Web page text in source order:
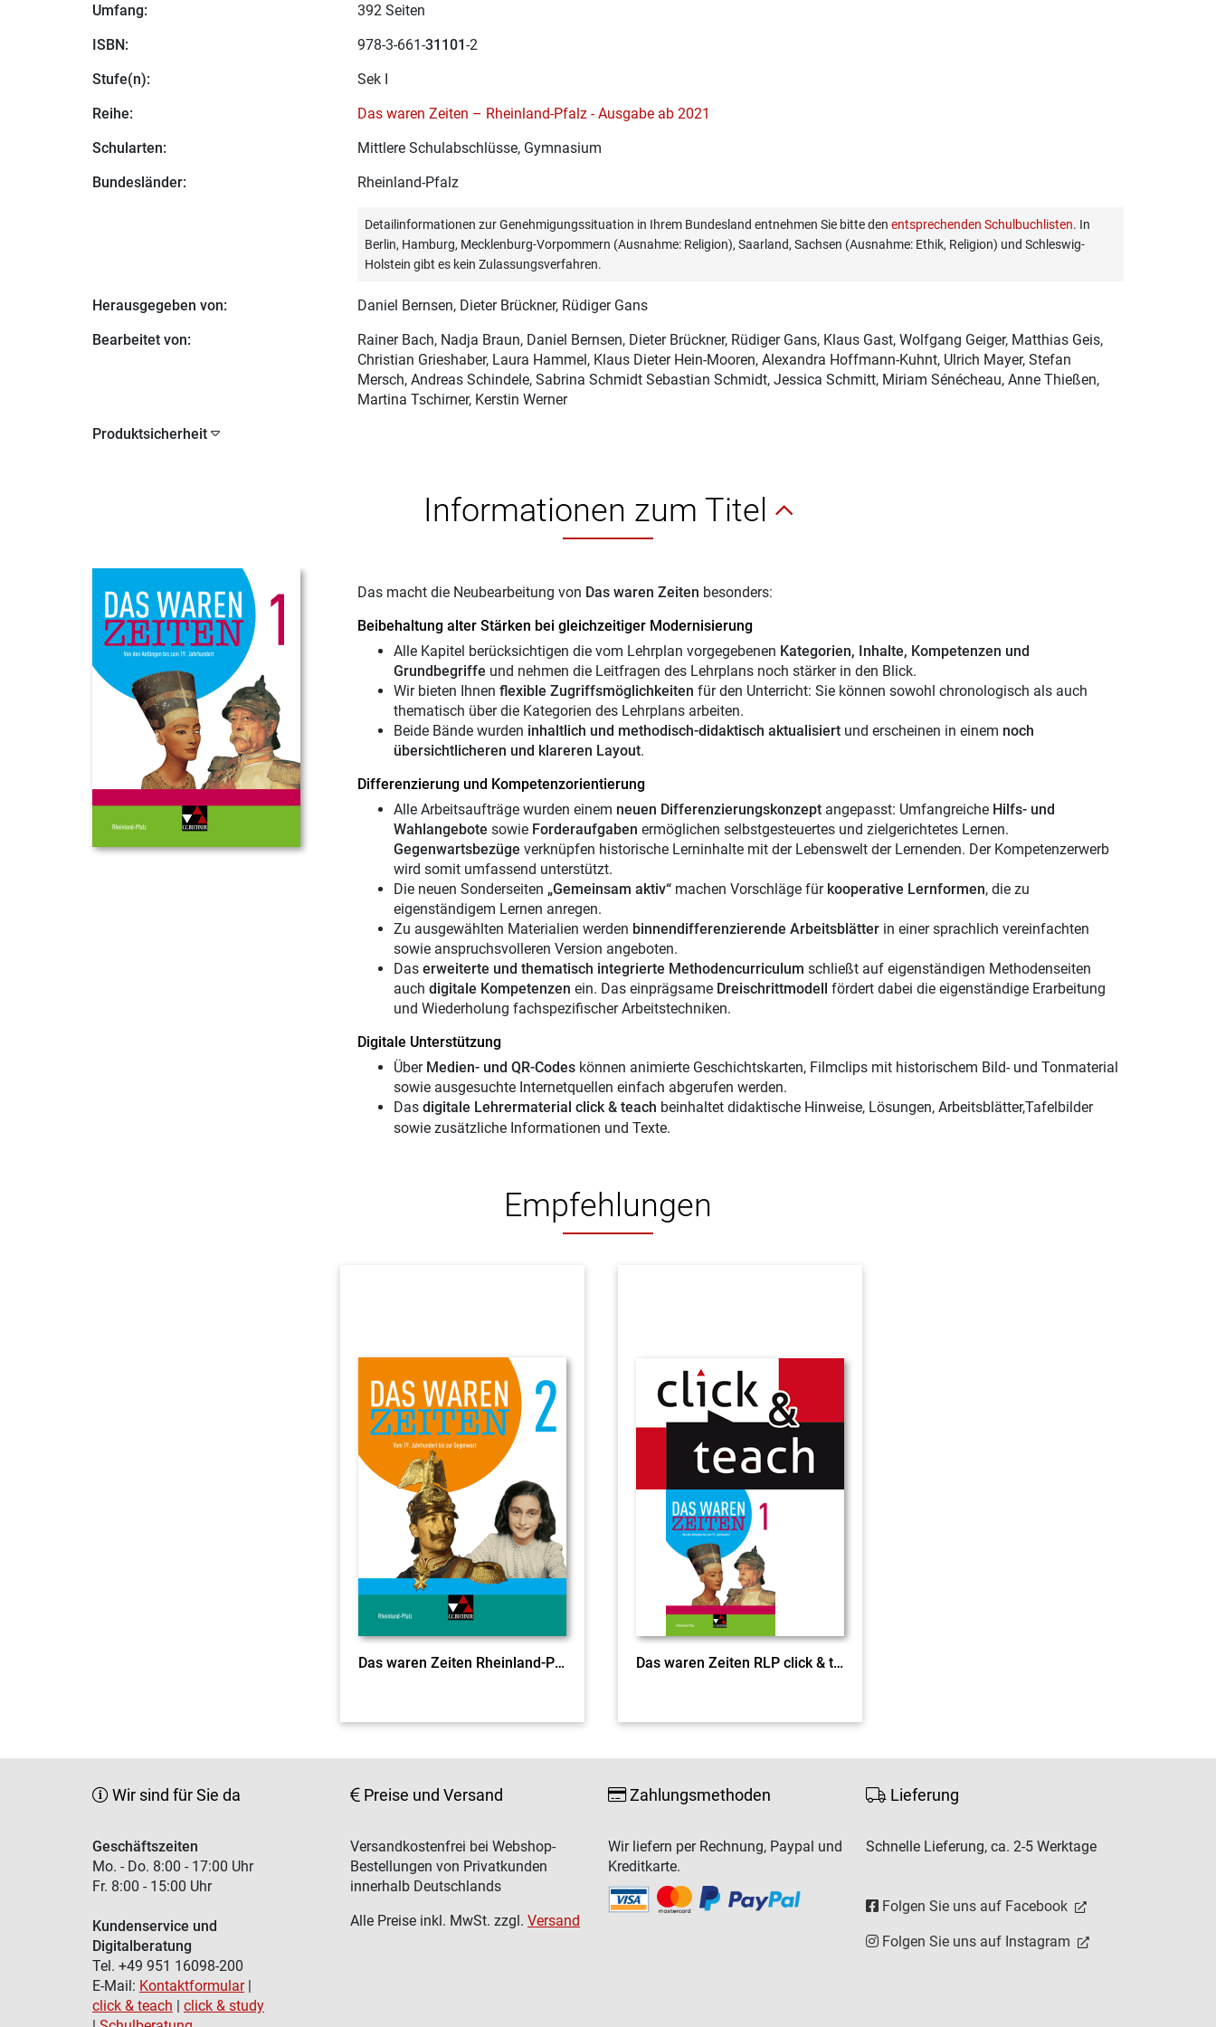
Umfang:
392 Seiten
ISBN:
978-3-661-31101-2
Stufe(n):
Sek I
Reihe:
Das waren Zeiten – Rheinland-Pfalz - Ausgabe ab 2021
Schularten:
Mittlere Schulabschlüsse, Gymnasium
Bundesländer:
Rheinland-Pfalz
Detailinformationen zur Genehmigungssituation in Ihrem Bundesland entnehmen Sie bitte den entsprechenden Schulbuchlisten. In
Berlin, Hamburg, Mecklenburg-Vorpommern (Ausnahme: Religion), Saarland, Sachsen (Ausnahme: Ethik, Religion) und Schleswig-
Holstein gibt es kein Zulassungsverfahren.
Herausgegeben von: Daniel Bernsen, Dieter Brückner, Rüdiger Gans
Bearbeitet von:
Rainer Bach, Nadja Braun, Daniel Bernsen, Dieter Brückner, Rüdiger Gans, Klaus Gast, Wolfgang Geiger, Matthias Geis,
Christian Grieshaber, Laura Hammel, Klaus Dieter Hein-Mooren, Alexandra Hoffmann-Kuhnt, Ulrich Mayer, Stefan
Mersch, Andreas Schindele, Sabrina Schmidt Sebastian Schmidt, Jessica Schmitt, Miriam Sénécheau, Anne Thießen,
Martina Tschirner, Kerstin Werner
Produktsicherheit
Informationen zum Titel
Das macht die Neubearbeitung von Das waren Zeiten besonders:
Beibehaltung alter Stärken bei gleichzeitiger Modernisierung
Alle Kapitel berücksichtigen die vom Lehrplan vorgegebenen Kategorien, Inhalte, Kompetenzen und
Grundbegriffe und nehmen die Leitfragen des Lehrplans noch stärker in den Blick.
Wir bieten Ihnen flexible Zugriffsmöglichkeiten für den Unterricht: Sie können sowohl chronologisch als auch
thematisch über die Kategorien des Lehrplans arbeiten.
Beide Bände wurden inhaltlich und methodisch-didaktisch aktualisiertund erscheinen in einem noch
übersichtlicheren und klareren Layout.
Differenzierung und Kompetenzorientierung
Alle Arbeitsaufträge wurden einem neuen Differenzierungskonzept angepasst: Umfangreiche Hilfs- und
Wahlangebote sowie Forderaufgaben ermöglichen selbstgesteuertes und zielgerichtetes Lernen.
Gegenwartsbezüge verknüpfen historische Lerninhalte mit der Lebenswelt der Lernenden. Der Kompetenzerwerb
wird somit umfassend unterstützt.
Die neuen Sonderseiten „Gemeinsam aktiv“machen Vorschläge für kooperative Lernformen, die zu
eigenständigem Lernen anregen.
Zu ausgewählten Materialien werden binnendifferenzierende Arbeitsblätter in einer sprachlich vereinfachten
sowie anspruchsvolleren Version angeboten.
Das erweiterte und thematisch integrierte Methodencurriculum schließt auf eigenständigen Methodenseiten
auch digitale Kompetenzen ein. Das einprägsame Dreischrittmodell fördert dabei die eigenständige Erarbeitung
und Wiederholung fachspezifischer Arbeitstechniken.
Digitale Unterstützung
Über Medien- und QR-Codeskönnen animierte Geschichtskarten, Filmclips mit historischem Bild- und Tonmaterial
sowie ausgesuchte Internetquellen einfach abgerufen werden.
Das digitale Lehrermaterial click & teach beinhaltet didaktische Hinweise, Lösungen, Arbeitsblätter,Tafelbilder
sowie zusätzliche Informationen und Texte.
Empfehlungen
Das waren Zeiten Rheinland-Pfalz 2 Ausgabe ab 2021 Das waren Zeiten RLP click & teach 1 EL
Wir sind für Sie da
Geschäftszeiten
Mo. - Do. 8:00 - 17:00 Uhr
Fr. 8:00 - 15:00 Uhr
Kundenservice und
Digitalberatung
Tel. +49 951 16098-200
E-Mail: Kontaktformular|
click & teach | click & study
Preise und Versand
Versandkostenfrei bei Webshop-
Bestellungen von Privatkunden
innerhalb Deutschlands
Alle Preise inkl. MwSt. zzgl. Versand
Zahlungsmethoden
Wir liefern per Rechnung, Paypal und
Kreditkarte.
Lieferung
Schnelle Lieferung, ca. 2-5 Werktage
Folgen Sie uns auf Facebook
Folgen Sie uns auf Instagram